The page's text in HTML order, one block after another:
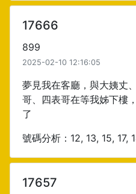
17666
899
2025-02-10 12:16:05
夢見我在客廳，與大姨丈
哥、四表哥在等我姊下樓
了
號碼分析：12, 13, 15, 17,
17657